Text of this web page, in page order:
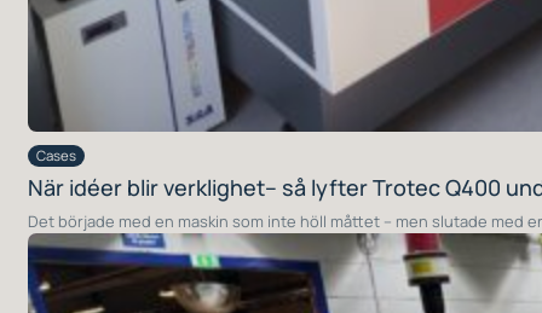
Cases
När idéer blir verklighet– så lyfter Trotec Q400
Det började med en maskin som inte höll måttet – men slutade med